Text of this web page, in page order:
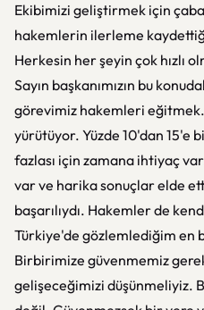
Ekibimizi geliştirmek için
hakemlerin ilerleme
Herkesin her şeyin çok hızlı
Sayın başkanımızın bu
görevimiz hakemleri
yürütüyor. Yüzde 10'dan 15'e
fazlası için zamana ihtiyaç
var ve harika sonuçlar elde
başarılıydı. Hakemler de
Türkiye'de gözlemlediğim en
Birbirimize güvenmemiz
gelişeceğimizi düşünmeliyiz.